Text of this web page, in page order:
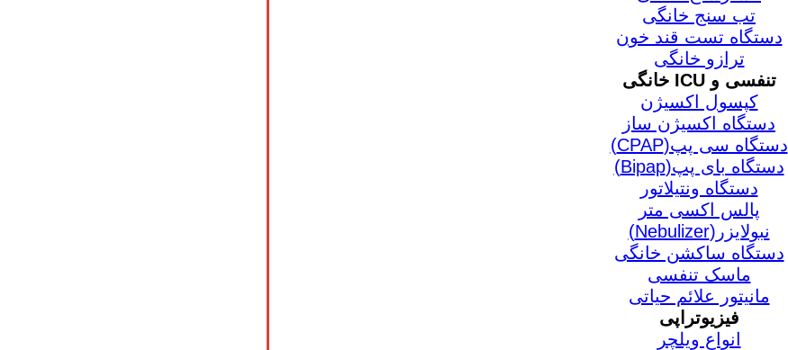
تب سنج خانگی
دستگاه تست قند خون
ترازو خانگی
تنفسی و ICU خانگی
کپسول اکسیژن
دستگاه اکسیژن ساز
دستگاه سی پپ(CPAP)
دستگاه بای پپ(Bipap)
دستگاه ونتیلاتور
پالس اکسی متر
نبولایزر(Nebulizer)
دستگاه ساکشن خانگی
ماسک تنفسی
مانیتور علائم حیاتی
فیزیوتراپی
انواع ویلچر